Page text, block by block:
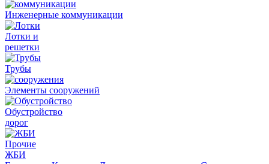
Инженерные коммуникации
Лотки и
решетки
Трубы
Элементы сооружений
Обустройство
дорог
Прочие
ЖБИ